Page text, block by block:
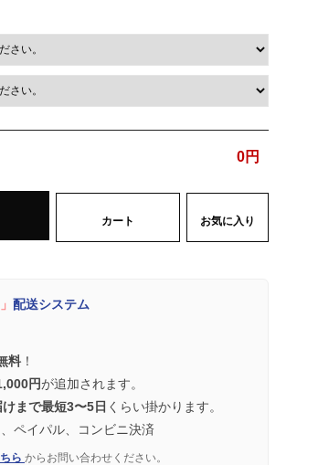
0円
カート お気に入り
配送システム
料 ！
円が追加されます。
まで最短3〜5日 くらい掛かります。
ペイパル、コンビニ決済
ら からお問い合わせください。